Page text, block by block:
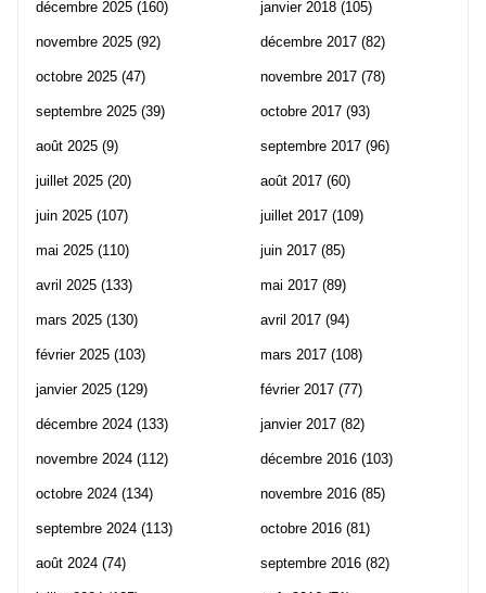
décembre 2025 (160)
novembre 2025 (92)
octobre 2025 (47)
septembre 2025 (39)
août 2025 (9)
juillet 2025 (20)
juin 2025 (107)
mai 2025 (110)
avril 2025 (133)
mars 2025 (130)
février 2025 (103)
janvier 2025 (129)
décembre 2024 (133)
novembre 2024 (112)
octobre 2024 (134)
septembre 2024 (113)
août 2024 (74)
janvier 2018 (105)
décembre 2017 (82)
novembre 2017 (78)
octobre 2017 (93)
septembre 2017 (96)
août 2017 (60)
juillet 2017 (109)
juin 2017 (85)
mai 2017 (89)
avril 2017 (94)
mars 2017 (108)
février 2017 (77)
janvier 2017 (82)
décembre 2016 (103)
novembre 2016 (85)
octobre 2016 (81)
septembre 2016 (82)